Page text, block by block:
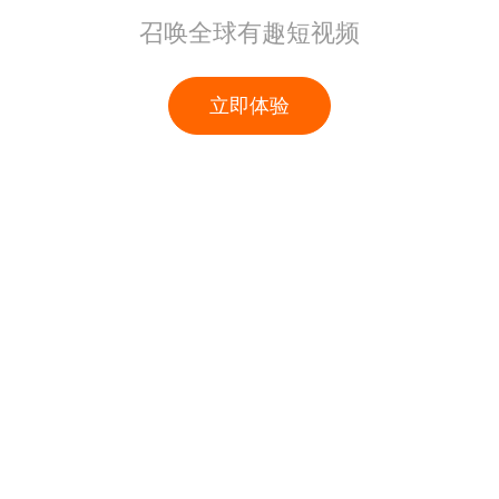
召唤全球有趣短视频
立即体验